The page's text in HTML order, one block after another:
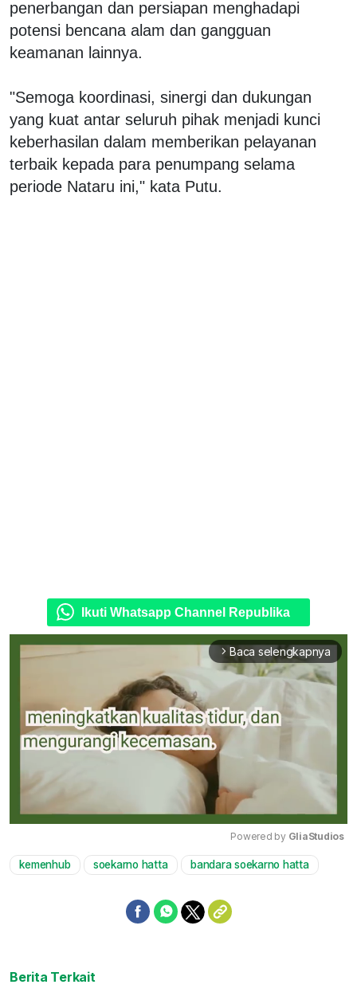
penerbangan dan persiapan menghadapi
potensi bencana alam dan gangguan
keamanan lainnya.
"Semoga koordinasi, sinergi dan dukungan
yang kuat antar seluruh pihak menjadi kunci
keberhasilan dalam memberikan pelayanan
terbaik kepada para penumpang selama
periode Nataru ini," kata Putu.
Ikuti Whatsapp Channel Republika
arrow_forward_ios Baca selengkapnya
Mute
Powered by GliaStudios
kemenhub soekarno hatta bandara soekarno hatta
Berita Terkait